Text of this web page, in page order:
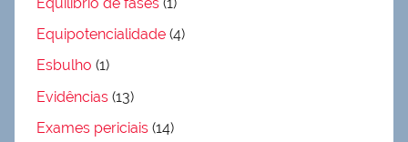
Equipotencialidade (4)
Esbulho (1)
Evidências (13)
Exames periciais (14)